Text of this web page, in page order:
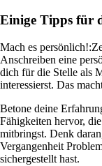
Einige Tipps für
Mach es persönlich!:
Anschreiben eine
dich für die Stelle als
interessierst. Das
Betone deine
Fähigkeiten hervor,
mitbringst. Denk
Vergangenheit
sichergestellt hast.